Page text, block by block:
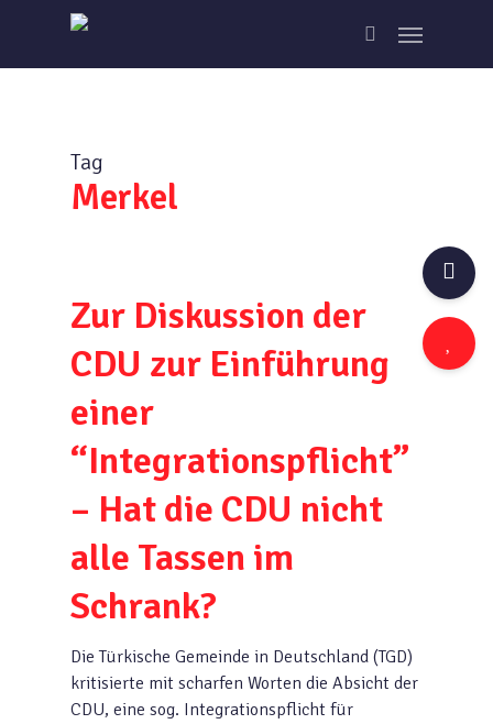
main
search
Menu
Tag
Merkel
Zur Diskussion der
CDU zur Einführung
einer
“Integrationspflicht”
– Hat die CDU nicht
alle Tassen im
Schrank?
Die Türkische Gemeinde in Deutschland (TGD)
kritisierte mit scharfen Worten die Absicht der
CDU, eine sog. Integrationspflicht für